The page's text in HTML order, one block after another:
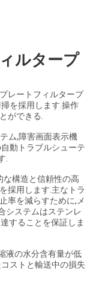
ルタープ
レートフィルタープ
を採用します.操作
ができる.
ム,障害画面表示機
動トラブルシューテ
.
な構造と信頼性の高
採用します.主なトラ
率を減らすために,メ
システムはステンレ
することを保証しま
液の水分含有量が低
ストと輸送中の損失